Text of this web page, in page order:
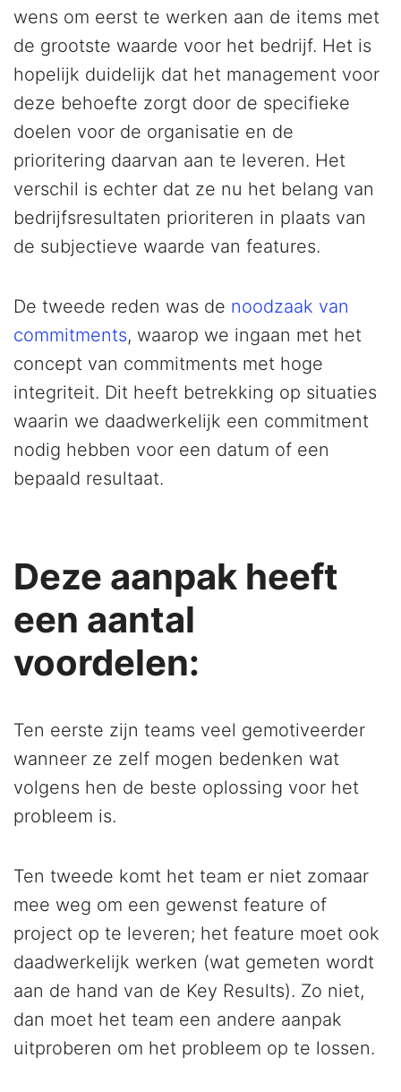
wens om eerst te werken aan de items met
de grootste waarde voor het bedrijf. Het is
hopelijk duidelijk dat het management voor
deze behoefte zorgt door de specifieke
doelen voor de organisatie en de
prioritering daarvan aan te leveren. Het
verschil is echter dat ze nu het belang van
bedrijfsresultaten prioriteren in plaats van
de subjectieve waarde van features.
De tweede reden was de noodzaak van
commitments, waarop we ingaan met het
concept van commitments met hoge
integriteit. Dit heeft betrekking op situaties
waarin we daadwerkelijk een commitment
nodig hebben voor een datum of een
bepaald resultaat.
Deze aanpak heeft
een aantal
voordelen:
Ten eerste zijn teams veel gemotiveerder
wanneer ze zelf mogen bedenken wat
volgens hen de beste oplossing voor het
probleem is.
Ten tweede komt het team er niet zomaar
mee weg om een gewenst feature of
project op te leveren; het feature moet ook
daadwerkelijk werken (wat gemeten wordt
aan de hand van de Key Results). Zo niet,
dan moet het team een andere aanpak
uitproberen om het probleem op te lossen.